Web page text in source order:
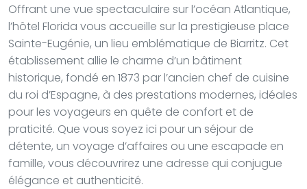
Offrant une vue spectaculaire sur l’océan Atlantique,
l’hôtel Florida vous accueille sur la prestigieuse place
Sainte-Eugénie, un lieu emblématique de Biarritz. Cet
établissement allie le charme d’un bâtiment
historique, fondé en 1873 par l’ancien chef de cuisine
du roi d’Espagne, à des prestations modernes, idéales
pour les voyageurs en quête de confort et de
praticité. Que vous soyez ici pour un séjour de
détente, un voyage d’affaires ou une escapade en
famille, vous découvrirez une adresse qui conjugue
élégance et authenticité.